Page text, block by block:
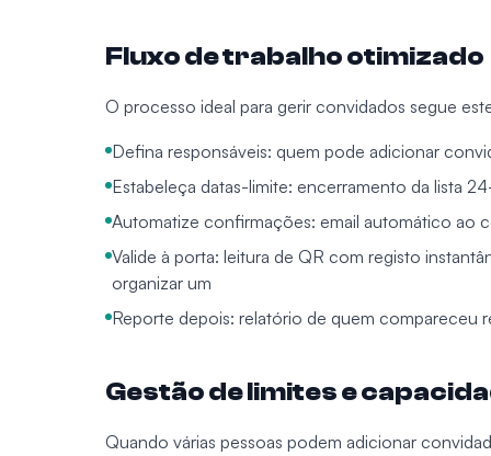
Fluxo de trabalho otimizado
O processo ideal para gerir convidados segue
Defina responsáveis: quem pode adicionar
Estabeleça datas-limite: encerramento da lista
Automatize confirmações: email automático ao
Valide à porta: leitura de QR com registo
organizar um
Reporte depois: relatório de quem compareceu
Gestão de limites e
Quando várias pessoas podem adicionar